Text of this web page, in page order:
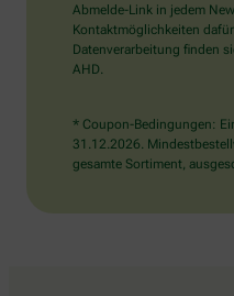
Abmelde-Link in jedem
Kontaktmöglichkeiten
Datenverarbeitung finden
AHD.
* Coupon-Bedingungen:
31.12.2026.
gesamte Sortiment,